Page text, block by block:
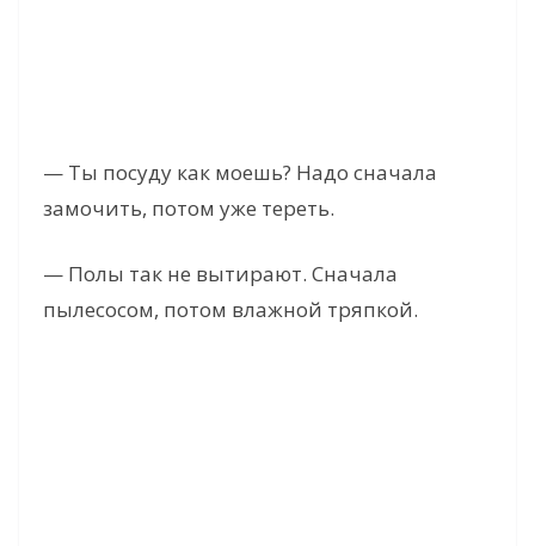
— Ты посуду как моешь? Надо сначала
замочить, потом уже тереть.
— Полы так не вытирают. Сначала
пылесосом, потом влажной тряпкой.